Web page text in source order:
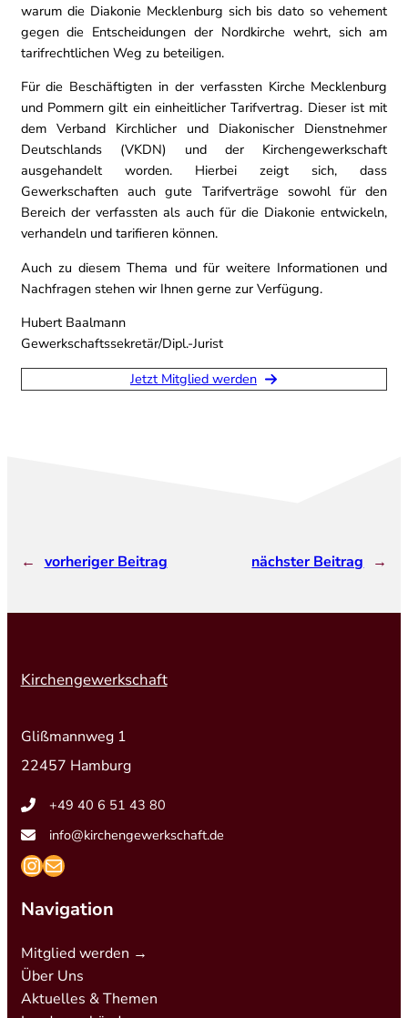
warum die Diakonie Mecklenburg sich bis dato so vehement
gegen die Entscheidungen der Nordkirche wehrt, sich am
tarifrechtlichen Weg zu beteiligen.
Für die Beschäftigten in der verfassten Kirche Mecklenburg
und Pommern gilt ein einheitlicher Tarifvertrag. Dieser ist mit
dem Verband Kirchlicher und Diakonischer Dienstnehmer
Deutschlands (VKDN) und der Kirchengewerkschaft
ausgehandelt worden. Hierbei zeigt sich, dass
Gewerkschaften auch gute Tarifverträge sowohl für den
Bereich der verfassten als auch für die Diakonie entwickeln,
verhandeln und tarifieren können.
Auch zu diesem Thema und für weitere Informationen und
Nachfragen stehen wir Ihnen gerne zur Verfügung.
Hubert Baalmann
Gewerkschaftssekretär/Dipl.-Jurist
Jetzt Mitglied werden
← vorheriger Beitrag nächster Beitrag →
Kirchengewerkschaft
Glißmannweg 1
22457 Hamburg
+49 40 6 51 43 80
info@kirchengewerkschaft.de
https://www.instagram.com/
mailto:info@kirchengewerkschaft.de
Navigation
Mitglied werden →
Über Uns
Aktuelles & Themen